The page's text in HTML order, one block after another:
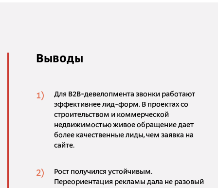
Выводы
Для B2B-девелопмента звонки работают
эффективнее лид-форм. В проектах со
строительством и коммерческой
недвижимостью живое обращение дает
более качественные лиды, чем заявка на
сайте.
Рост получился устойчивым.
Переориентация рекламы дала не разовый